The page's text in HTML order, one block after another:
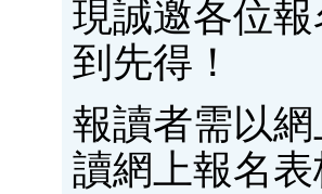
現誠邀各位
到先得！
報讀者需以
讀網上報名